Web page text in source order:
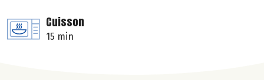
Cuisson
15 min